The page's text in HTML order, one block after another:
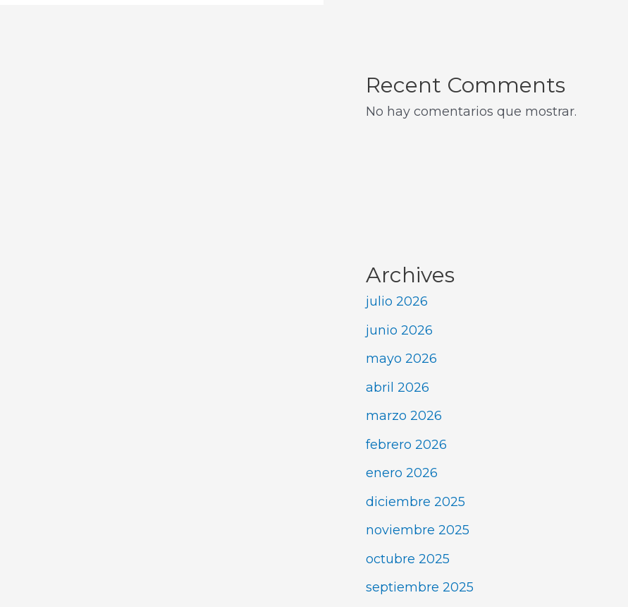
Recent Comments
No hay comentarios que mostrar.
Archives
julio 2026
junio 2026
mayo 2026
abril 2026
marzo 2026
febrero 2026
enero 2026
diciembre 2025
noviembre 2025
octubre 2025
septiembre 2025